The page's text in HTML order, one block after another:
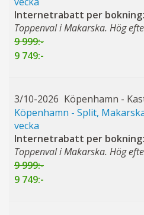
Internetrabatt per bokning:
Toppenval i Makarska. Hög
9 999:-
9 749:-
3/10-2026 Köpenhamn -
Köpenhamn - Split,
vecka
Internetrabatt per bokning:
Toppenval i Makarska. Hög
9 999:-
9 749:-